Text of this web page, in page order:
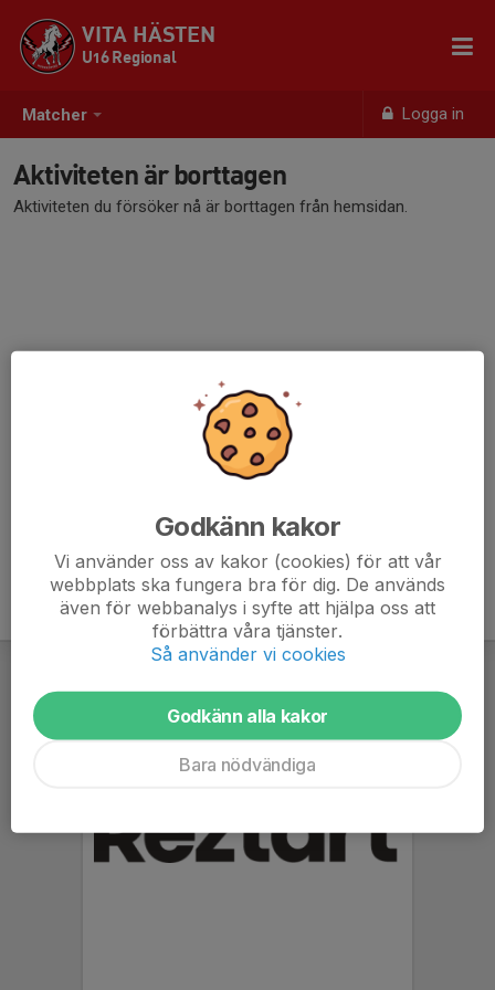
Matcher Logga in
VITA HÄSTEN
U16 Regional
Aktiviteten är borttagen
Aktiviteten du försöker nå är borttagen från hemsidan.
Godkänn kakor
Vi använder oss av kakor (cookies) för att vår
webbplats ska fungera bra för dig. De används
även för webbanalys i syfte att hjälpa oss att
förbättra våra tjänster.
Så använder vi cookies
Godkänn alla kakor
Bara nödvändiga